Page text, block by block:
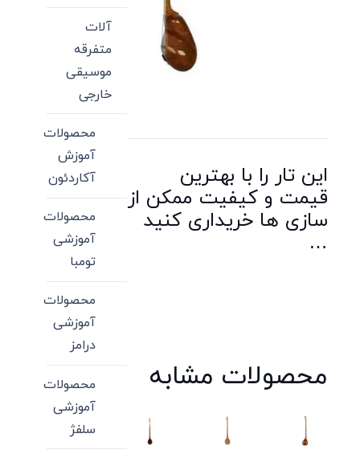
این تار را با بهترین
قیمت و کیفیت ممکن از
سازی ها خریداری کنید
…
محصولات مشابه
آلات
متفرقه
موسیقی
خارجی
محصولات
آموزش
آکاردئون
محصولات
آموزشی
تومبا
محصولات
آموزشی
درامز
محصولات
آموزشی
سلفژ